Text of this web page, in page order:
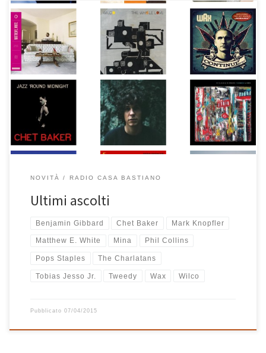
Settimane difficili, le ultime due. Per fortuna c’è sempre qualche
buon disco che riesce a tirarmi su. Cosa ho ascoltato? Cose vecchie
(Mina in Studio, …Hits di Phil Collins, Jazz ‘Round Midnight di Chet
Baker), cose meno vecchie (Continue di Wax, Former Lives
di Benjamin Gibbard, Sukierae di Tweedy, The Whole Love dei
Wilco) […]
NOVITÀ RADIO CASA BASTIANO
Ultimi ascolti
Benjamin Gibbard Chet Baker Mark Knopfler
Matthew E. White Mina Phil Collins
Pops Staples The Charlatans
Tobias Jesso Jr. Tweedy Wax Wilco
Pubblicato 07/04/2015